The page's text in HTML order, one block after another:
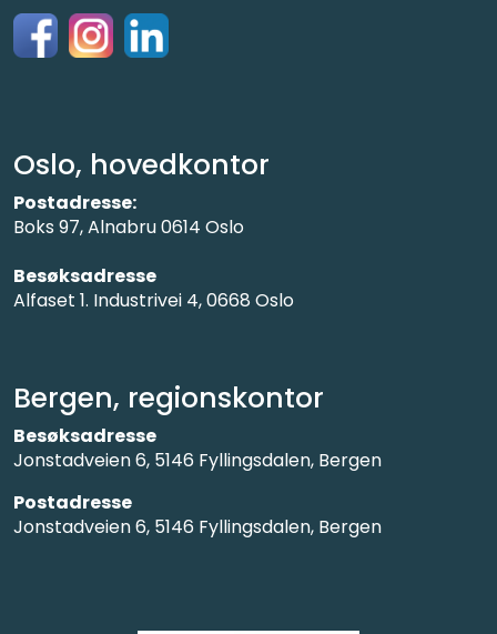
Bergen, regionskontor
Besøksadresse
Jonstadveien 6, 5146 Fyllingsdalen, Bergen
Postadresse
Jonstadveien 6, 5146 Fyllingsdalen, Bergen
Oslo, hovedkontor
Postadresse:
Boks 97, Alnabru 0614 Oslo
Besøksadresse
Alfaset 1. Industrivei 4, 0668 Oslo